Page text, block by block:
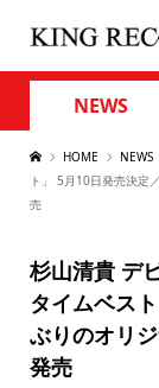
NEWS
HOME NEWS
ト」 5月10日発売決定
売
杉山清貴 デ
タイムベス
ぶりのオリ
発売